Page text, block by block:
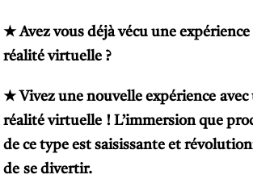
★ Avez vous déjà vécu une
réalité virtuelle ?
★ Vivez une nouvelle expérience avec
réalité virtuelle ! L’immersion que
de ce type est saisissante et
de se divertir.